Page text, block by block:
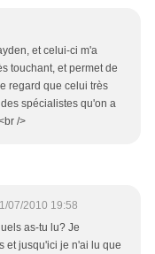
et celui-ci m'a
touchant, et permet de
regard que celui très
spécialistes qu'on a
/>
07/2010 19:58
as-tu lu? Je
et jusqu'ici je n'ai lu que